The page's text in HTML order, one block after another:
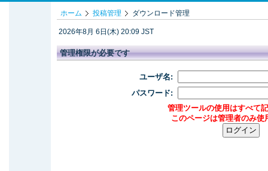
ホーム 投稿管理 ダウンロード管理
2026年8月 6日(木) 20:09 JST
管理権限が必要です
ユーザ名:
パスワード:
管理ツールの使用はすべて
このページは管理者のみ使